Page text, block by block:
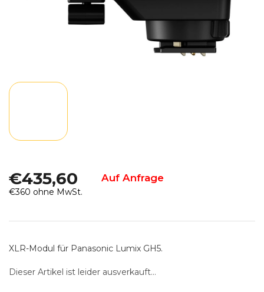
€435,60 Auf Anfrage
€360 ohne MwSt.
Dieser Artikel ist leider ausverkauft…
XLR-Modul für Panasonic Lumix GH5.